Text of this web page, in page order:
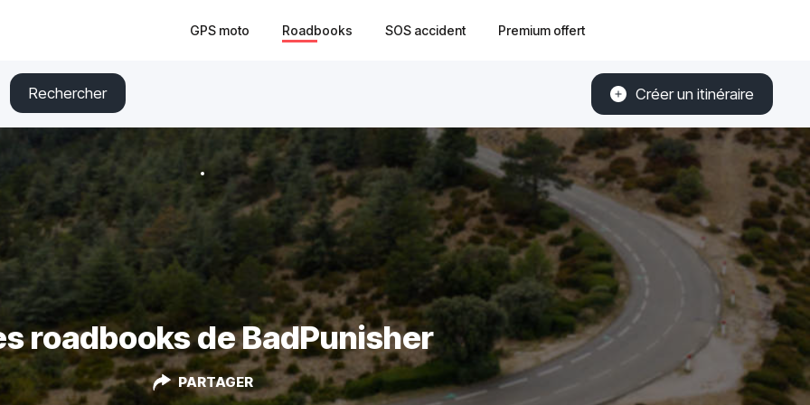
GPS moto Roadbooks SOS accident Premium offert
Rechercher Créer un itinéraire
roadbooks de BadPunisher
PARTAGER